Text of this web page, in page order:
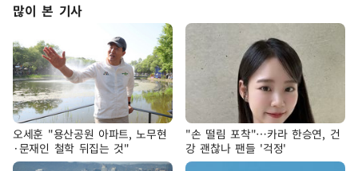
많이 본 기사
오세훈 "용산공원 아파트, 노무현
·문재인 철학 뒤집는 것"
"손 떨림 포착"…카라 한승연, 건
강 괜찮나 팬들 '걱정'